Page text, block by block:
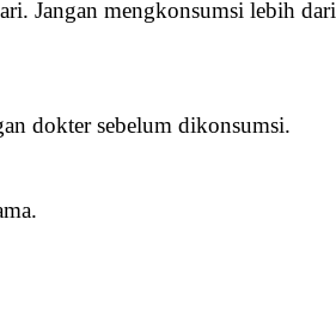
Jangan mengkonsumsi lebih dari
dokter sebelum dikonsumsi.